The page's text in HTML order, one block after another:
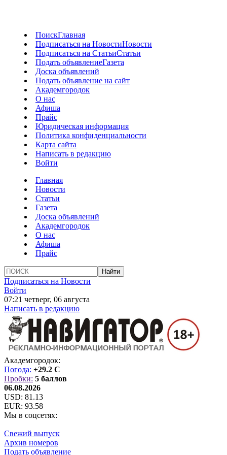
ПоискГлавная
Подписаться на НовостиНовости
Подписаться на СтатьиСтатьи
Подать объявлениеГазета
Доска объявлений
Подать объявление на сайт
Академгородок
О нас
Афиша
Прайс
Юридическая информация
Политика конфиденциальности
Карта сайта
Написать в редакцию
Войти
Главная
Новости
Статьи
Газета
Доска объявлений
Академгородок
О нас
Афиша
Прайс
Подписаться на Новости
Войти
07:21 четверг, 06 августа
Написать в редакцию
Академгородок:
Погода: +29.2 C
Пробки: 5 баллов
06.08.2026
USD: 81.13
EUR: 93.58
Мы в соцсетях:
Свежий выпуск
Архив номеров
Подать объявление